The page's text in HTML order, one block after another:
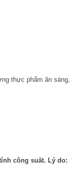
thực phẩm ăn sáng,
công suất. Lý do: